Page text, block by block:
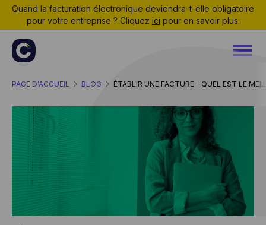
Quand la facturation électronique deviendra-t-elle obligatoire
pour votre entreprise ? Cliquez ici pour en savoir plus.
PAGE D'ACCUEIL BLOG ÉTABLIR UNE FACTURE - QUEL EST LE